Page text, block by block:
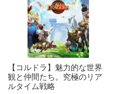
【コルドラ】魅力的な世界
観と仲間たち。究極のリア
ルタイム戦略